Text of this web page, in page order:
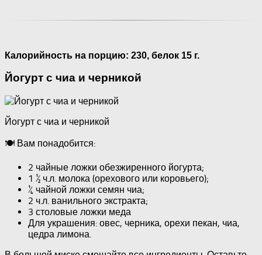
Калорийность на порцию: 230, белок 15 г.
Йогурт с чиа и черникой
Йогурт с чиа и черникой
🍽 Вам понадобится:
2 чайные ложки обезжиренного йогурта;
1 ½ ч.л. молока (орехового или коровьего);
¼ чайной ложки семян чиа;
2 ч.л. ванильного экстракта;
3 столовые ложки меда
Для украшения: овес, черника, орехи пекан, чиа,
цедра лимона.